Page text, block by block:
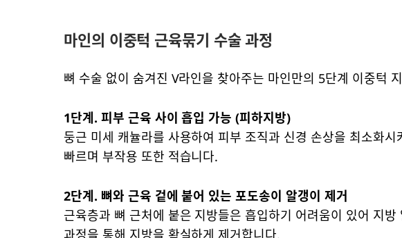
마인의 이중턱 근육묶기 수술 과정
뼈 수술 없이 숨겨진 V라인을 찾아주는 마인만의 5단계 이중턱
1단계. 피부 근육 사이 흡입 가능 (피하지방)
둥근 미세 캐뉼라를 사용하여 피부 조직과 신경 손상을 최소화
빠르며 부작용 또한 적습니다.
2단계. 뼈와 근육 겉에 붙어 있는 포도송이 알갱이 제거
근육층과 뼈 근처에 붙은 지방들은 흡입하기 어려움이 있어 지
과정을 통해 지방을 확실하게 제거합니다.